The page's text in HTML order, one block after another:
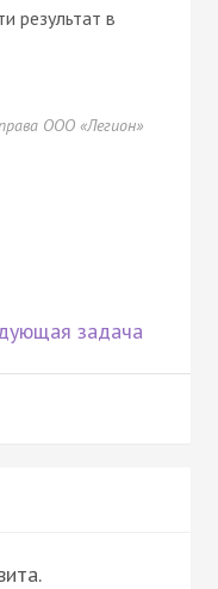
результат в
ООО «Легион»
задача